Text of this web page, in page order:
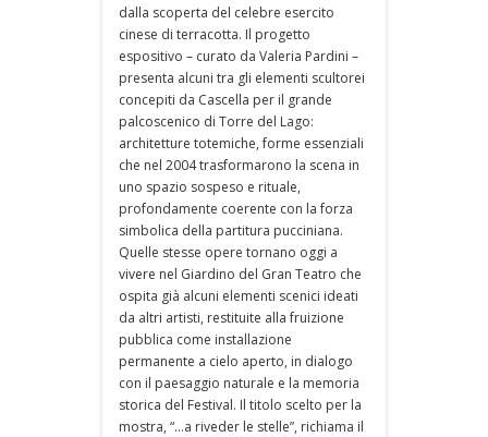
dalla scoperta del celebre esercito
cinese di terracotta. Il progetto
espositivo – curato da Valeria Pardini –
presenta alcuni tra gli elementi scultorei
concepiti da Cascella per il grande
palcoscenico di Torre del Lago:
architetture totemiche, forme essenziali
che nel 2004 trasformarono la scena in
uno spazio sospeso e rituale,
profondamente coerente con la forza
simbolica della partitura pucciniana.
Quelle stesse opere tornano oggi a
vivere nel Giardino del Gran Teatro che
ospita già alcuni elementi scenici ideati
da altri artisti, restituite alla fruizione
pubblica come installazione
permanente a cielo aperto, in dialogo
con il paesaggio naturale e la memoria
storica del Festival. Il titolo scelto per la
mostra, “…a riveder le stelle”, richiama il